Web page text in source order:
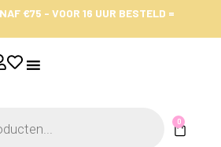
€75 - VOOR 16 UUR BESTELD =
0